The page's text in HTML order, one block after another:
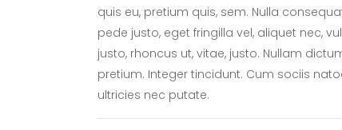
quis eu, pretium quis, sem. Nulla
pede justo, eget fringilla vel, aliquet nec,
justo, rhoncus ut, vitae, justo. Nullam
pretium. Integer tincidunt. Cum sociis
ultricies nec putate.